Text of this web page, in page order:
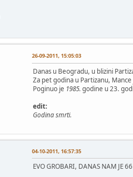
26-09-2011, 15:05:03
Danas u Beogradu, u blizini
Za pet godina u Partizanu,
Poginuo je 1985. godine u 23.
edit:
Godina smrti.
04-10-2011, 16:57:35
EVO GROBARI, DANAS NAM JE